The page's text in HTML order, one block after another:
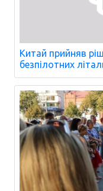
Китай прийняв
безпілотних